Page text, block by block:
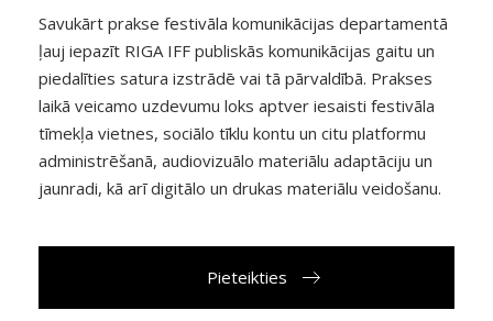
Savukārt prakse festivāla komunikācijas departamentā
ļauj iepazīt RIGA IFF publiskās komunikācijas gaitu un
piedalīties satura izstrādē vai tā pārvaldībā. Prakses
laikā veicamo uzdevumu loks aptver iesaisti festivāla
tīmekļa vietnes, sociālo tīklu kontu un citu platformu
administrēšanā, audiovizuālo materiālu adaptāciju un
jaunradi, kā arī digitālo un drukas materiālu veidošanu.
Pieteikties